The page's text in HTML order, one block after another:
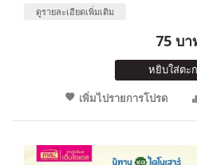
ดูรายละเอียดเพิ่มเติม
75 บา
หยิบใส่ตะ
เพิ่มไปรายการโปรด